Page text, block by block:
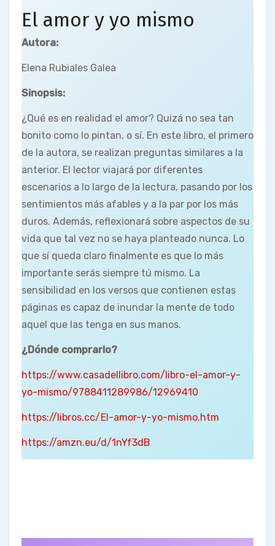
El amor y yo mismo
Autora:
Elena Rubiales Galea
Sinopsis:
¿Qué es en realidad el amor? Quizá no sea tan
bonito como lo pintan, o sí. En este libro, el primero
de la autora, se realizan preguntas similares a la
anterior. El lector viajará por diferentes
escenarios a lo largo de la lectura, pasando por los
sentimientos más afables y a la par por los más
duros. Además, reflexionará sobre aspectos de su
vida que tal vez no se haya planteado nunca. Lo
que sí queda claro finalmente es que lo más
importante serás siempre tú mismo. La
sensibilidad en los versos que contienen estas
páginas es capaz de inundar la mente de todo
aquel que las tenga en sus manos.
¿Dónde comprarlo?
https://www.casadellibro.com/libro-el-amor-y-
yo-mismo/9788411289986/12969410
https://libros.cc/El-amor-y-yo-mismo.htm
https://amzn.eu/d/1nYf3dB